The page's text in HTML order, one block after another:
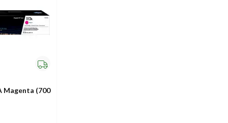
Magenta (700